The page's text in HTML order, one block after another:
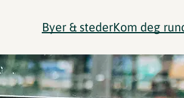
Byer & stederKom deg